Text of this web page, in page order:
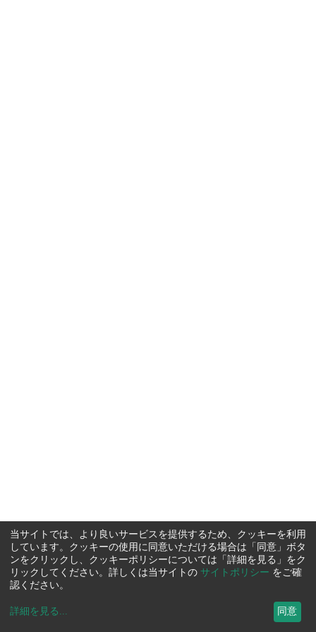
当サイトでは、より良いサービスを提供するため、クッキーを利用
しています。クッキーの使用に同意いただける場合は「同意」ボタ
ンをクリックし、クッキーポリシーについては「詳細を見る」をク
リックしてください。詳しくは当サイトの サイトポリシー をご確
認ください。
詳細を見る ... 同意